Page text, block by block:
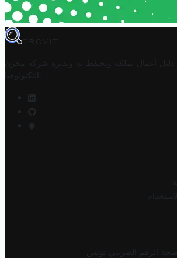
TROVIT
أعمال تملكه وتحتفظ به وتديره
شركة مخزن
التكنولوجيا
الرقم الضريبي تونس